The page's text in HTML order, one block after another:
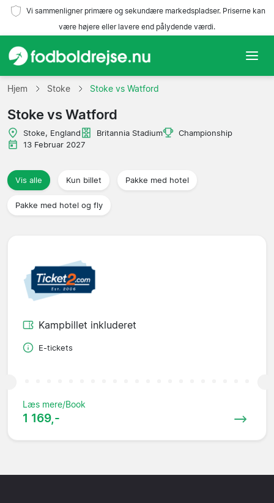
Vi sammenligner primære og sekundære markedspladser. Priserne kan
være højere eller lavere end pålydende værdi.
Hjem
Hold
Ligaer
Rejsebureauer
Hjem Stoke Stoke vs Watford
Stoke vs Watford
Stoke, England Britannia Stadium
Championship
13 Februar 2027
Vis alle Kun billet Pakke med hotel
Pakke med hotel og fly
Kampbillet inkluderet
E-tickets
Læs mere/Book
1 169,-